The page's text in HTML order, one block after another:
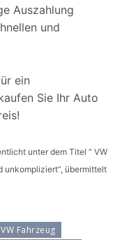
Auszahlung
und
ein
Sie Ihr Auto
unter dem Titel “ VW
unkompliziert“, übermittelt
VW Fahrzeug